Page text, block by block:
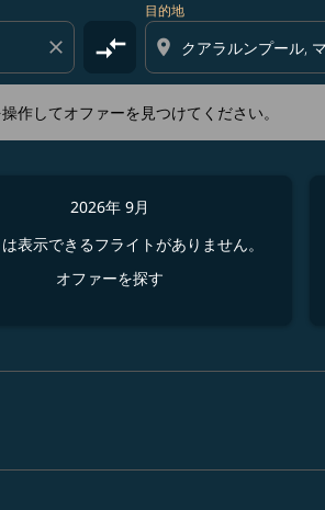
close compare_arrows
目的地
location_on
作してオファーを見つけてください。
2026年 9月
表示できるフライトがありません。
オファーを探す
UKB–KUL: cmp-view-offers-
UKB–KUL: cmp-view-offers-
UKB–KUL: cmp-view-
UKB–KUL: cmp-
UKB–KUL: